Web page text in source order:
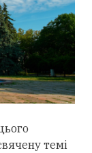
темі